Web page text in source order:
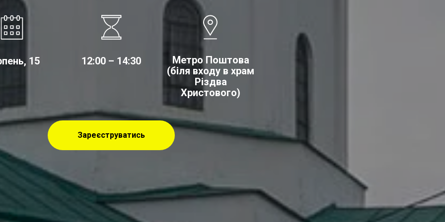
15 12:00 – 14:30
Метро Поштова
(біля входу в храм
Різдва
Христового)
Зареєструватись